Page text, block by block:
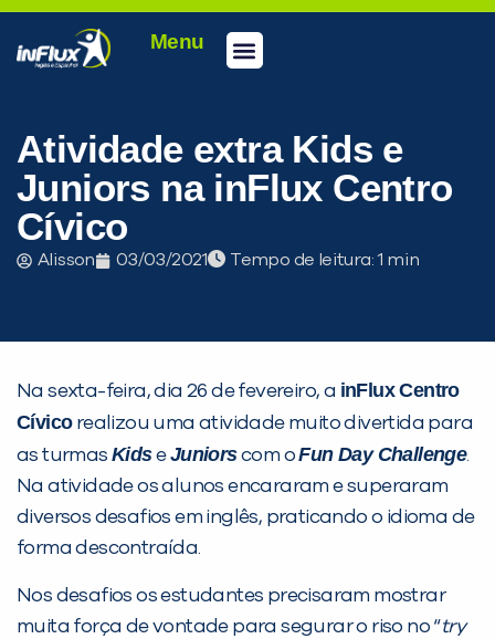
Menu
Atividade extra Kids e
Juniors na inFlux Centro
Cívico
Alisson 03/03/2021 Tempo de leitura:
Na sexta-feira, dia 26 de fevereiro, a inFlux Centro
Cívicorealizou uma atividade muito divertida para
as turmasKidseJuniorscom oFun Day Challenge.
Na atividade os alunos encararam e superaram
diversos desafios em inglês, praticando o idioma de
forma descontraída.
Nos desafios os estudantes precisaram mostrar
muita força de vontade para segurar o riso no “try
PEÇA UMA DEMONSTRAÇÃO DE MÉTODO
Desculpe!
Não encontramos nenhuma unidade
inFlux nesta cidade ou bairro que
você digitou.